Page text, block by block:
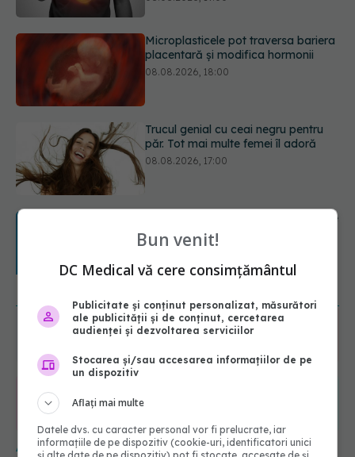
Trucul genial cu ceai negru pentru
păr. Tot mai multe femei îl adoră
08.08.2026, 17:00
Medicamentul folosit de peste 60 de
ani care acționează într-un loc
neașteptat
Transpirații nocturne: semnul ignorat
care poate ascunde probleme
serioase de sănătate
08.08.2026, 20:00
6560
ABONAȚI
365
URMĂRITORI URMĂRITORI
ARTICOLE SIMILARE
Bun venit!
DC Medical vă cere consimțământul
Publicitate și conținut personalizat, măsurători
ale publicității și de conținut, cercetarea
audienței și dezvoltarea serviciilor
Stocarea și/sau accesarea informațiilor de pe
un dispozitiv
Aflați mai multe
Datele dvs. cu caracter personal vor fi prelucrate, iar
informațiile de pe dispozitiv (cookie-uri, identificatori unici